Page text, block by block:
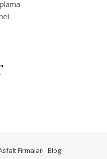
Firmaları Blog